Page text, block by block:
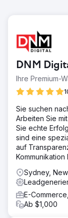
DNM
Ihre Premium-
Sie suchen
Arbeiten Sie
Sie echte
sind eine
auf
Kommunikation
Sydney,
E-
Ab $1,000